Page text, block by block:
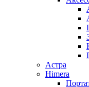
Астра
Himera